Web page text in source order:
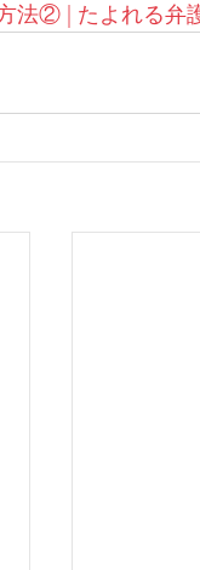
法② | たよれる弁